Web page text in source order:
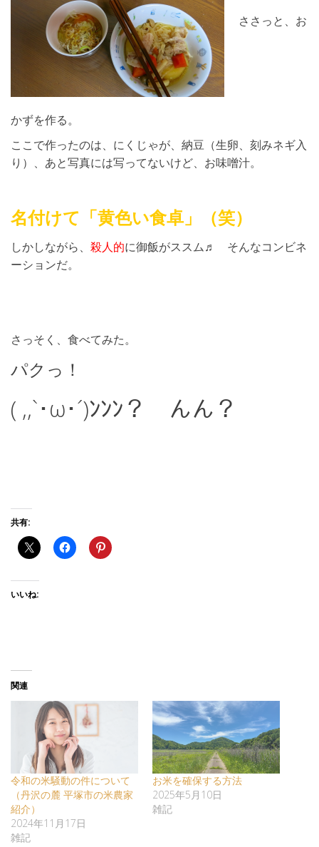
ささっと、お
かずを作る。
ここで作ったのは、にくじゃが、納豆（生卵、刻みネギ入
り）、あと写真には写ってないけど、お味噌汁。
名付けて「黄色い食卓」（笑）
しかしながら、 殺人的に御飯がススム♬ そんなコンビネ
ーションだ。
さっそく、食べてみた。
パクっ！
( ,,`･ω･´)ﾝﾝﾝ？ んん？
共有:
いいね:
関連
令和の米騒動の件について
（丹沢の麓 平塚市の米農家
紹介）
2024年11月17日
雑記
お米を確保する方法
2025年5月10日
雑記